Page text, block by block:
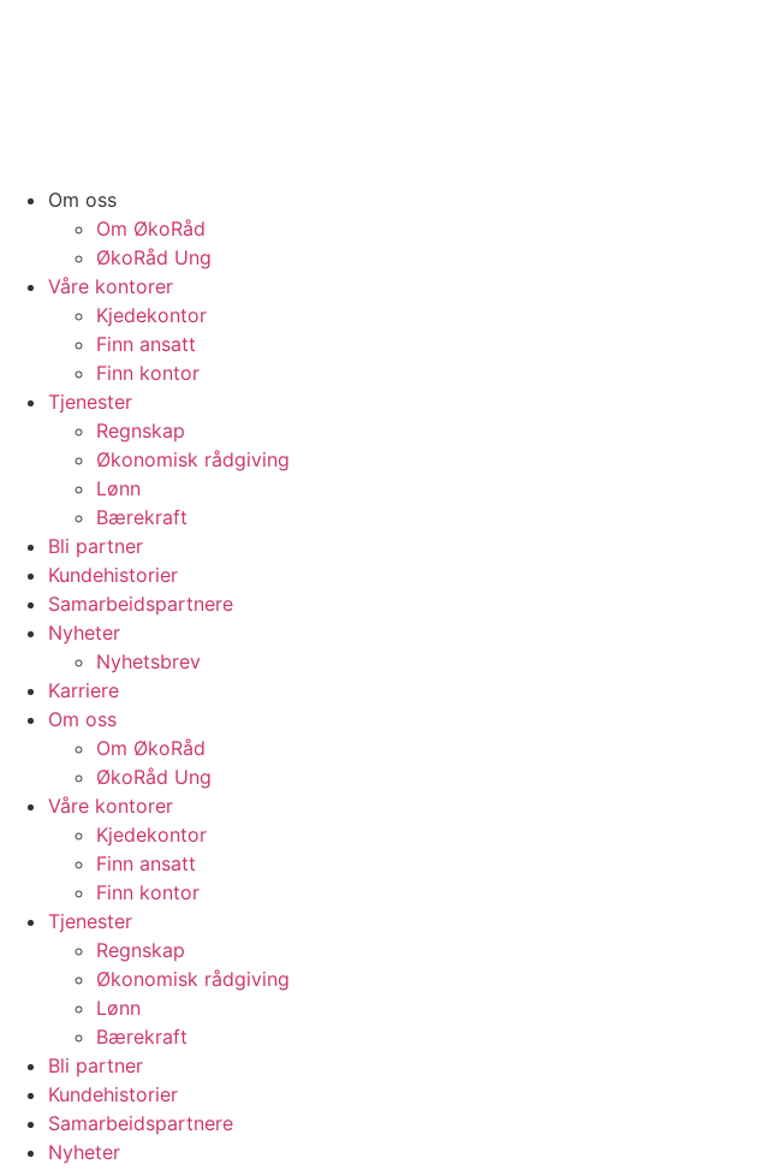
Om oss
Om ØkoRåd
ØkoRåd Ung
Våre kontorer
Kjedekontor
Finn ansatt
Finn kontor
Tjenester
Regnskap
Økonomisk rådgiving
Lønn
Bærekraft
Bli partner
Kundehistorier
Samarbeidspartnere
Nyheter
Nyhetsbrev
Karriere
Om oss
Om ØkoRåd
ØkoRåd Ung
Våre kontorer
Kjedekontor
Finn ansatt
Finn kontor
Tjenester
Regnskap
Økonomisk rådgiving
Lønn
Bærekraft
Bli partner
Kundehistorier
Samarbeidspartnere
Nyheter